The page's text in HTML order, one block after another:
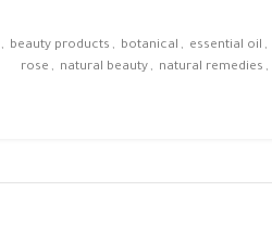
, beauty products , botanical , essential oil ,
rose , natural beauty , natural remedies ,